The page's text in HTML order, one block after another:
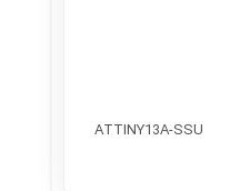
ATTINY13A-SSU